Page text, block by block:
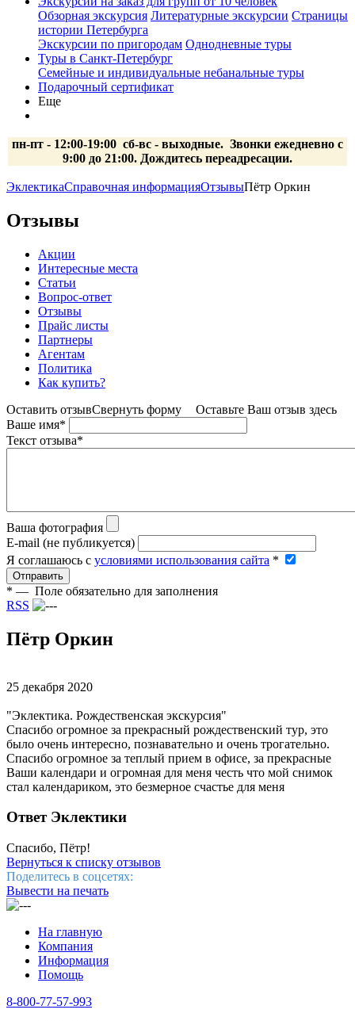
Обзорная экскурсия Литературные экскурсии Страницы
истории Петербурга
Экскурсии по пригородам Однодневные туры
Туры в Санкт-Петербург
Семейные и индивидуальные небанальные туры
Подарочный сертификат
Еще
пн-пт - 12:00-19:00 сб-вс - выходные. Звонки ежедневно с
9:00 до 21:00. Дождитесь переадресации.
ЭклектикаСправочная информацияОтзывыПётр Оркин
Отзывы
Акции
Интересные места
Статьи
Вопрос-ответ
Отзывы
Прайс листы
Партнеры
Агентам
Политика
Как купить?
Оставить отзывСвернуть форму
Оставьте Ваш отзыв здесь
Ваше имя*
Текст отзыва*
Ваша фотография
E-mail (не публикуется)
Я соглашаюсь c условиями использования сайта *
Отправить
* — Поле обязательно для заполнения
RSS
Пётр Оркин
25 декабря 2020
"Эклектика. Рождественская экскурсия"
Спасибо огромное за прекрасный рождественский тур, это
было очень интересно, познавательно и очень трогательно.
Спасибо огромное за теплый прием в офисе, за прекрасные
Ваши календари и огромная для меня честь что мой снимок
стал календариком, это безмерное счастье для меня
Ответ Эклектики
Спасибо, Пётр!
Вернуться к списку отзывов
Поделитесь в соцсетях:
Вывести на печать
На главную
Компания
Информация
Помощь
8-800-77-57-993